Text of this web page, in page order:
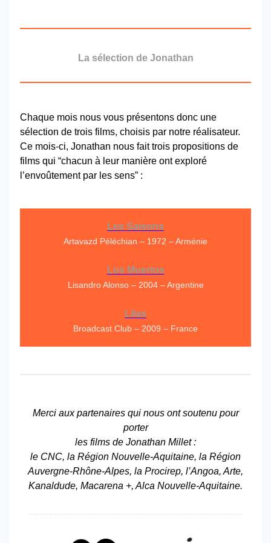
La sélection de Jonathan
Chaque mois nous vous présentons donc une
sélection de trois films, choisis par notre réalisateur.
Ce mois-ci, Jonathan nous fait trois propositions de
films qui “chacun à leur manière ont exploré
l’envoûtement par les sens” :
Les Saisons
Artavazd Péléchian – 1972 – Arménie
Los Muertos
Lisandro Alonso – 2004 – Argentine
Lilas
Broadcast Club – 2009 – France
Merci aux partenaires qui nous ont soutenu pour
porter
les films de Jonathan Millet :
le CNC, la Région Nouvelle-Aquitaine, la Région
Auvergne-Rhône-Alpes, la Procirep, l’Angoa, Arte,
Kanaldude, Macarena +, Alca Nouvelle-Aquitaine.